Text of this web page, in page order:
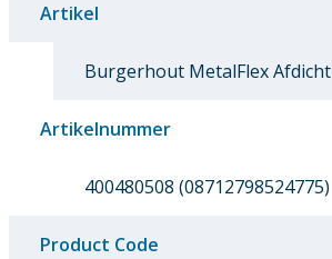
Artikel
Burgerhout MetalFlex
Artikelnummer
400480508 (08712798524775)
Product Code